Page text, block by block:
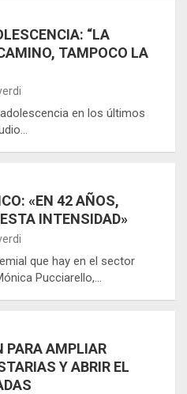
“LA
TAMPOCO LA
en los últimos
«EN 42 AÑOS,
INTENSIDAD»
que hay en el sector
Pucciarello,…
PARA AMPLIAR
Y ABRIR EL